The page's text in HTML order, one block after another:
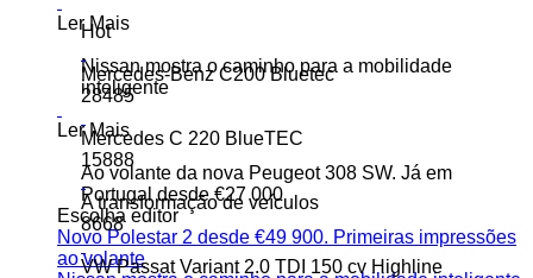
Ler Mais
Nissan mostra o caminho para a mobilidade
inteligente
Ler Mais
Ao volante da nova Peugeot 308 SW. Já em
Portugal desde €27 000
Escolha editor
Novo Polestar 2 desde €49 900. Primeiras impressões
ao volante
Hot
Mercedes-Benz C200 Bluetec
28485
Mercedes C 220 BlueTEC
15888
A transformação de veículos
8668
VW Passat Variant 2.0 TDI 150 cv Highline